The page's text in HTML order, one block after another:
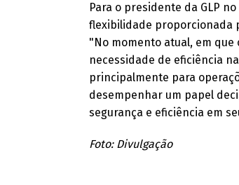
Para o presidente da GLP
flexibilidade proporcionada
"No momento atual, em
necessidade de eficiência
principalmente para
desempenhar um papel
segurança e eficiência em
Foto: Divulgação